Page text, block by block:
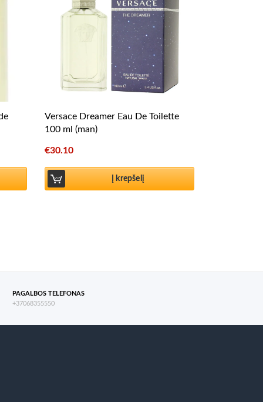
Versace Dreamer Eau De Toilette
100 ml (man)
€30.10
Į krepšelį
PAGALBOS TELEFONAS
+37068355550